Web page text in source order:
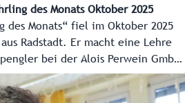
des Monats Oktober 2025
des Monats“ fiel im Oktober 2025
Radstadt. Er macht eine Lehre
bei der Alois Perwein GmbH